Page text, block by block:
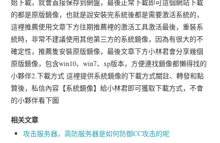
始下載，就會直接保存到網盤，最後正常下載即可這個網站下載
的都是原版鏡像，也就是說安裝完系統後都是需要激活系統的，
這裡推薦使用文章下方往期推薦裡的激活工具激活最後，重裝系
統時，非常不建議使用其他第三方的系統鏡像，因為有很大的不
確定性，推薦隻安裝原版鏡像，最後文章下方小林君會分享幾個
原版鏡像，包含win10、win7、xp版本，方便連找鏡像都懶得找的
小夥伴2.下載方式 這裡提供系統鏡像的下載方式關註、轉發和點
贊後，私信內容【系統鏡像】給小林君即可獲取下載方式，不會
的小夥伴看下圖
相关文章
攻击服务器，高防服务器是如何防御CC攻击的呢